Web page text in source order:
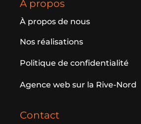
À propos
À propos de nous
Nos réalisations
Politique de confidentialité
Agence web sur la Rive-Nord
Contact